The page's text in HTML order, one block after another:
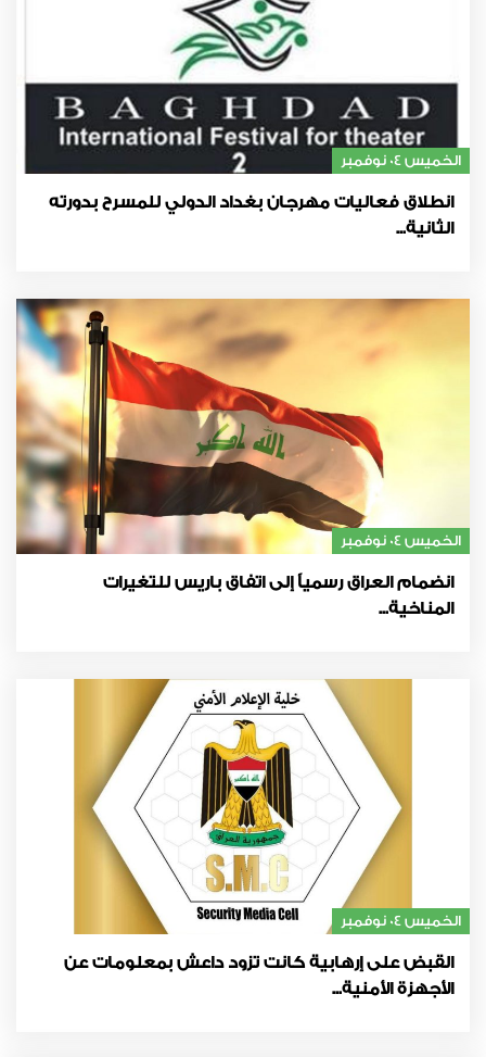
الخميس 04 نوفمبر
انطلاق فعاليات مهرجان بغداد الدولي للمسرح بدورته
الثانية...
الخميس 04 نوفمبر
انضمام العراق رسمياً إلى اتفاق باريس للتغيرات
المناخية...
الخميس 04 نوفمبر
القبض على إرهابية كانت تزود داعش بمعلومات عن
الأجهزة الأمنية...